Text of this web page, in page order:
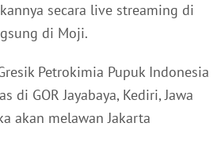
secara live streaming di
di Moji.
Petrokimia Pupuk Indonesia
di GOR Jayabaya, Kediri, Jawa
akan melawan Jakarta